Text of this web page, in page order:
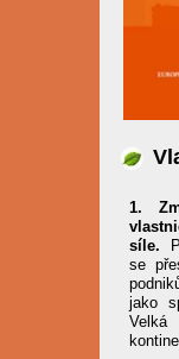
1.
síle.
se
jako
Velká